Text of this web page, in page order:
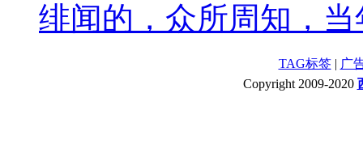
绯闻的，众所周知，
TAG标签 | 广
Copyright 2009-2020